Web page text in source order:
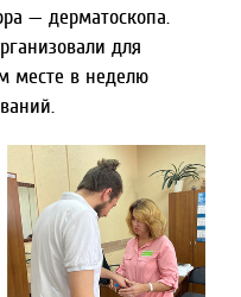
— дерматоскопа.
для
месте в неделю